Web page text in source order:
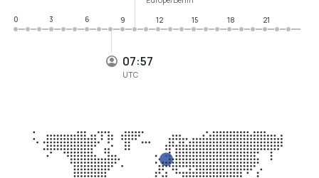
07:57
UTC
0
3 6 9 12 15 18 21